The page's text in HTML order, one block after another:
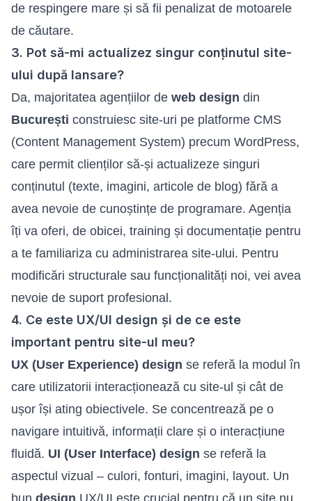
de respingere mare și să fii penalizat de motoarele
de căutare.
3. Pot să-mi actualizez singur conținutul site-
ului după lansare?
Da, majoritatea agențiilor de web design din
București construiesc site-uri pe platforme CMS
(Content Management System) precum WordPress,
care permit clienților să-și actualizeze singuri
conținutul (texte, imagini, articole de blog) fără a
avea nevoie de cunoștințe de programare. Agenția
îți va oferi, de obicei, training și documentație pentru
a te familiariza cu administrarea site-ului. Pentru
modificări structurale sau funcționalități noi, vei avea
nevoie de suport profesional.
4. Ce este UX/UI design și de ce este
important pentru site-ul meu?
UX (User Experience) design se referă la modul în
care utilizatorii interacționează cu site-ul și cât de
ușor își ating obiectivele. Se concentrează pe o
navigare intuitivă, informații clare și o interacțiune
fluidă. UI (User Interface) design se referă la
aspectul vizual – culori, fonturi, imagini, layout. Un
bun design UX/UI este crucial pentru că un site nu